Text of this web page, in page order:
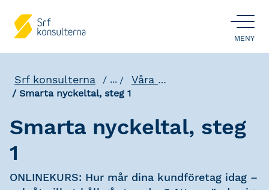
ÖPPNA
MENY
Srf konsulterna ... Våra utbildningar
Smarta nyckeltal, steg 1
Smarta nyckeltal, steg
1
ONLINEKURS: Hur mår dina kundföretag idag –